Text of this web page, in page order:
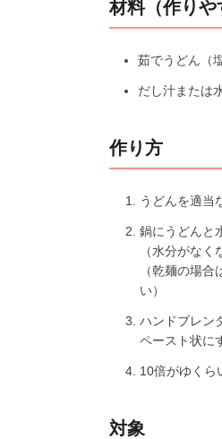
材料（作りや
茹でうどん（
だし汁また
作り方
うどんを適当
鍋にうどんと
（水分がな
（乾麺の場
い）
ハンドブレン
ペースト状に
10倍がゆくら
対象